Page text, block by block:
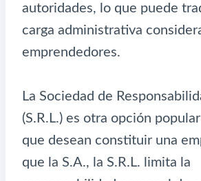
autoridades, lo que puede
carga administrativa
emprendedores.
La Sociedad de
(S.R.L.) es otra opción
que desean constituir una
que la S.A., la S.R.L. limita la